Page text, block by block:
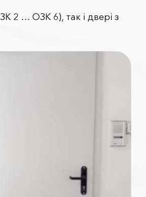
2 … ОЗК 6), так і двері з